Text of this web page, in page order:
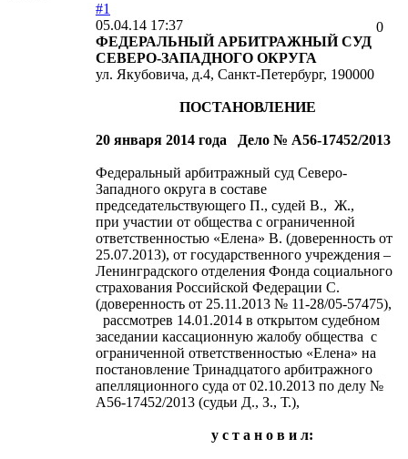
#1
0
05.04.14 17:37
ФЕДЕРАЛЬНЫЙ АРБИТРАЖНЫЙ СУД
СЕВЕРО-ЗАПАДНОГО ОКРУГА
ул. Якубовича, д.4, Санкт-Петербург, 190000
ПОСТАНОВЛЕНИЕ
20 января 2014 года Дело № А56-17452/2013
Федеральный арбитражный суд Северо-
Западного округа в составе
председательствующего П., судей В., Ж.,
при участии от общества с ограниченной
ответственностью «Елена» В. (доверенность от
25.07.2013), от государственного учреждения –
Ленинградского отделения Фонда социального
страхования Российской Федерации С.
(доверенность от 25.11.2013 № 11-28/05-57475),
рассмотрев 14.01.2014 в открытом судебном
заседании кассационную жалобу общества с
ограниченной ответственностью «Елена» на
постановление Тринадцатого арбитражного
апелляционного суда от 02.10.2013 по делу №
А56-17452/2013 (судьи Д., З., Т.),
у с т а н о в и л: